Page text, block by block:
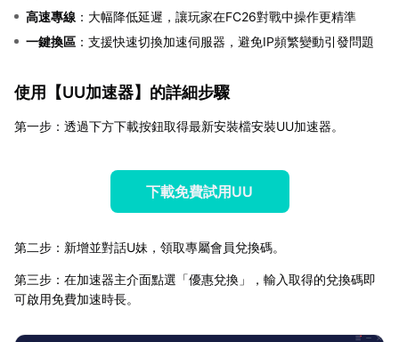
高速專線 ：大幅降低延遲，讓玩家在FC26對戰中操作更精準
一鍵換區 ：支援快速切換加速伺服器，避免IP頻繁變動引發問題
使用【UU加速器】的詳細步驟
第一步：透過下方下載按鈕取得最新安裝檔安裝UU加速器。
下載免費試用UU
第二步：新增並對話U妹，領取專屬會員兌換碼。
第三步：在加速器主介面點選「優惠兌換」，輸入取得的兌換碼即
可啟用免費加速時長。